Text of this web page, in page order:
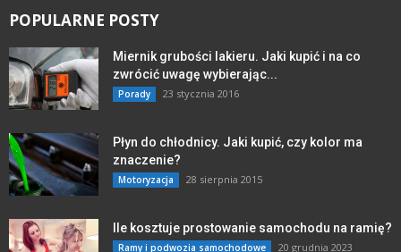
POPULARNE POSTY
Miernik grubości lakieru. Jaki kupić i na co
zwrócić uwagę wybierając...
Porady 23 stycznia 2016
Płyn do chłodnicy. Jaki kupić, czy kolor ma
znaczenie?
Motoryzacja 28 sierpnia 2015
Ile kosztuje prostowanie samochodu na ramię?
Ramy i podwozia samochodowe 20 grudnia 2023